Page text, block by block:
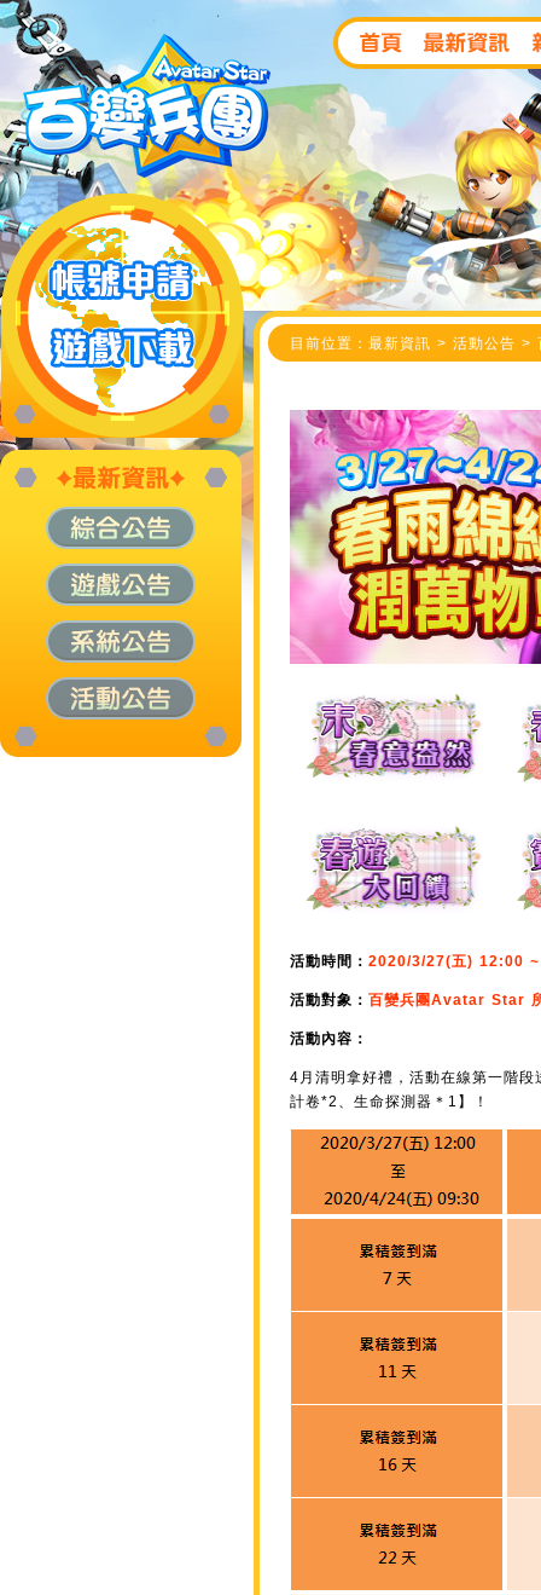
目前位置：最新資訊 > 活動公告
活動時間： 2020/3/27(五) 12:00
活動對象： 百變兵團Avatar Star
活動內容：
4月清明拿好禮，活動在線第一階
計卷*2、生命探測器＊1】！